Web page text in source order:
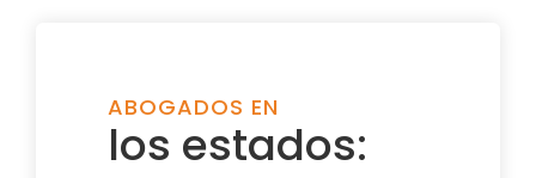
ABOGADOS EN
los estados: